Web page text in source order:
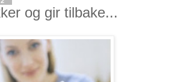
og gir tilbake...